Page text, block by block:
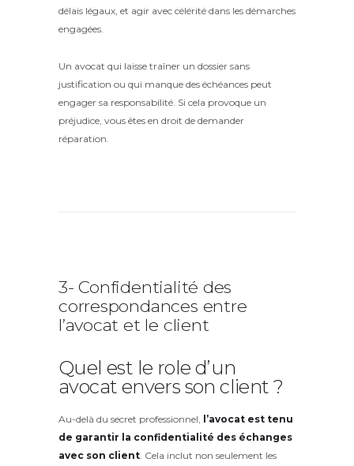
délais légaux, et agir avec célérité dans les démarches
engagées.
Un avocat qui laisse traîner un dossier sans
justification ou qui manque des échéances peut
engager sa responsabilité. Si cela provoque un
préjudice, vous êtes en droit de demander
réparation.
3- Confidentialité des
correspondances entre
l’avocat et le client
Quel est le role d’un
avocat envers son client ?
Au-delà du secret professionnel, l’avocat est tenu
de garantir la confidentialité des échanges
avec son client . Cela inclut non seulement les